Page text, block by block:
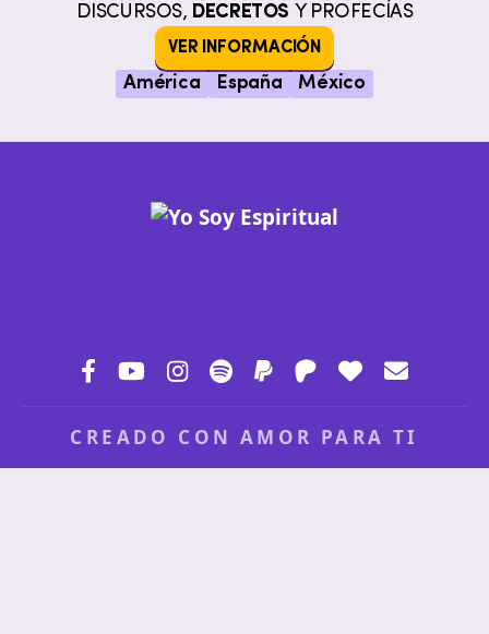
DISCURSOS, DECRETOS Y PROFECÍAS
VER INFORMACIÓN
América España México
CREADO CON AMOR PARA TI